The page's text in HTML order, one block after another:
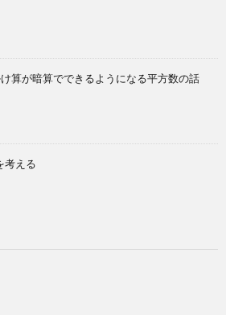
算が暗算でできるようになる平方数の話
考える